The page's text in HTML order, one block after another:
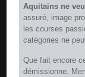
Aquitains ne
assuré, image
les courses
catégories ne
Que fait encore
démissionne.